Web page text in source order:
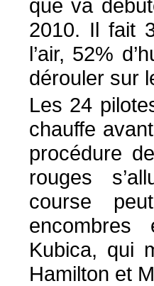
que va
2010. Il fait
l’air, 52%
dérouler sur
Les 24
chauffe
procédure
rouges
course
encombres
Kubica, qui
Hamilton et